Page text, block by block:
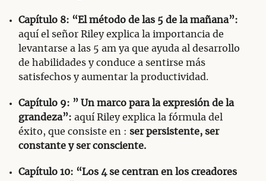
Capítulo 8: “El método de las 5 de la mañana”:
aquí el señor Riley explica la importancia de
levantarse a las 5 am ya que ayuda al desarrollo
de habilidades y conduce a sentirse más
satisfechos y aumentar la productividad.
Capítulo 9: ” Un marco para la expresión de la
grandeza”: aquí Riley explica la fórmula del
éxito, que consiste en : ser persistente, ser
constante y ser consciente.
Capítulo 10: “Los 4 se centran en los creadores